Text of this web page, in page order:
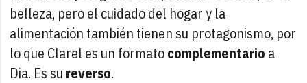
belleza, pero el cuidado del hogar y la
alimentación también tienen su protagonismo, por
lo que Clarel es un formatocomplementario a
Dia. Es su reverso.